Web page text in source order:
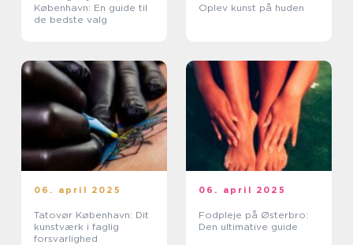
København: En guide til
de bedste valg
Oplev kunst på huden
06. april 2025
Tatovør København: Dit
kunstværk i faglig
forsvarlighed
06. april 2025
Fodpleje på Østerbro:
Den ultimative guide